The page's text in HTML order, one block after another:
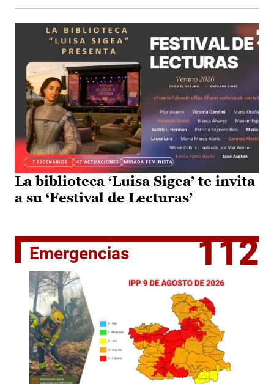
La biblioteca ‘Luisa Sigea’ te invita
a su ‘Festival de Lecturas’
Emergencias 112